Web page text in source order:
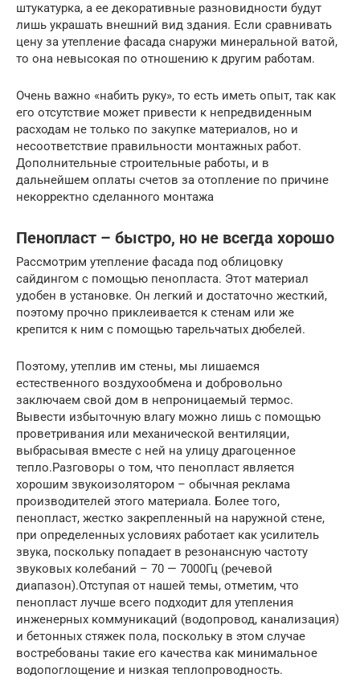
штукатурка, а ее декоративные разновидности будут
лишь украшать внешний вид здания. Если сравнивать
цену за утепление фасада снаружи минеральной ватой,
то она невысокая по отношению к другим работам.
Очень важно «набить руку», то есть иметь опыт, так как
его отсутствие может привести к непредвиденным
расходам не только по закупке материалов, но и
несоответствие правильности монтажных работ.
Дополнительные строительные работы, и в
дальнейшем оплаты счетов за отопление по причине
некорректно сделанного монтажа
Пенопласт – быстро, но не всегда хорошо
Рассмотрим утепление фасада под облицовку
сайдингом с помощью пенопласта. Этот материал
удобен в установке. Он легкий и достаточно жесткий,
поэтому прочно приклеивается к стенам или же
крепится к ним с помощью тарельчатых дюбелей.
Поэтому, утеплив им стены, мы лишаемся
естественного воздухообмена и добровольно
заключаем свой дом в непроницаемый термос.
Вывести избыточную влагу можно лишь с помощью
проветривания или механической вентиляции,
выбрасывая вместе с ней на улицу драгоценное
тепло.Разговоры о том, что пенопласт является
хорошим звукоизолятором – обычная реклама
производителей этого материала. Более того,
пенопласт, жестко закрепленный на наружной стене,
при определенных условиях работает как усилитель
звука, поскольку попадает в резонансную частоту
звуковых колебаний – 70 — 7000Гц (речевой
диапазон).Отступая от нашей темы, отметим, что
пенопласт лучше всего подходит для утепления
инженерных коммуникаций (водопровод, канализация)
и бетонных стяжек пола, поскольку в этом случае
востребованы такие его качества как минимальное
водопоглощение и низкая теплопроводность.